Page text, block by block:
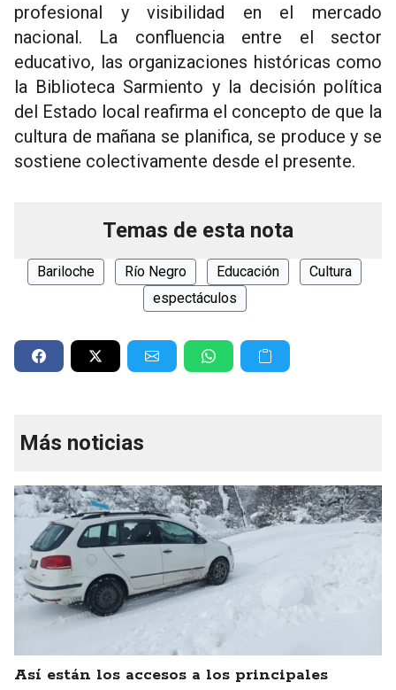
profesional y visibilidad en el mercado
nacional. La confluencia entre el sector
educativo, las organizaciones históricas como
la Biblioteca Sarmiento y la decisión política
del Estado local reafirma el concepto de que la
cultura de mañana se planifica, se produce y se
sostiene colectivamente desde el presente.
Temas de esta nota
Bariloche Río Negro Educación
Cultura
espectáculos
Más noticias
Así están los accesos a los principales